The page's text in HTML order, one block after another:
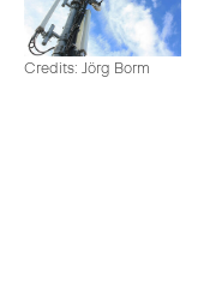
Credits: Jörg Borm